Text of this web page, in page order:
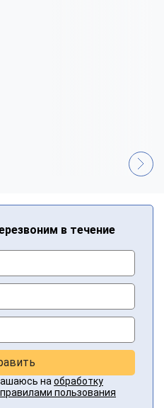
в течение
на обработку
правилами пользования